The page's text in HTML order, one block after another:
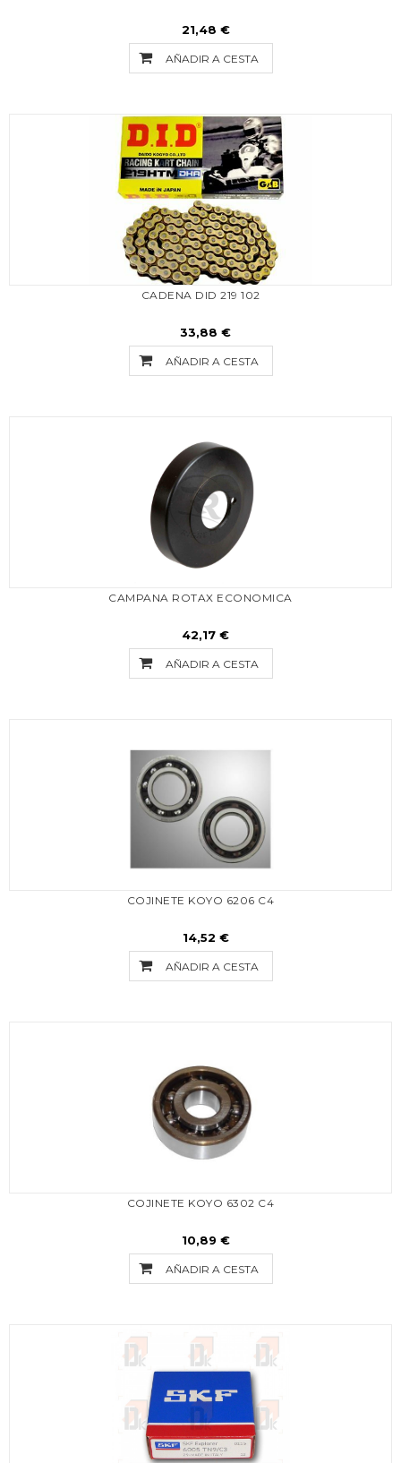
21,48 €
AÑADIR A CESTA
CADENA DID 219 102
33,88 €
AÑADIR A CESTA
CAMPANA ROTAX ECONOMICA
42,17 €
AÑADIR A CESTA
COJINETE KOYO 6206 C4
14,52 €
AÑADIR A CESTA
COJINETE KOYO 6302 C4
10,89 €
AÑADIR A CESTA